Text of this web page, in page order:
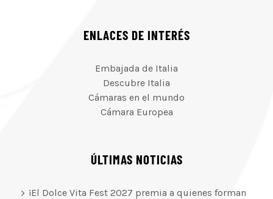
ENLACES DE INTERÉS
Embajada de Italia
Descubre Italia
Cámaras en el mundo
Cámara Europea
ÚLTIMAS NOTICIAS
¡El Dolce Vita Fest 2027 premia a quienes forman